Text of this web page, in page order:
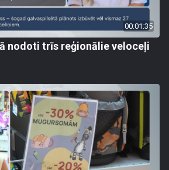
00:01:35
nodoti trīs reģionālie veloceļi